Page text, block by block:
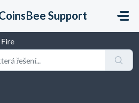
Support
Fire